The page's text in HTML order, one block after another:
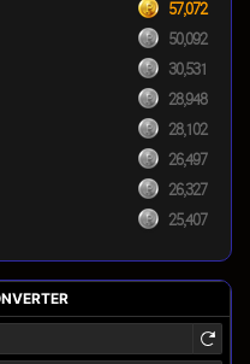
57,072
50,092
30,531
28,948
28,102
26,497
26,327
25,407